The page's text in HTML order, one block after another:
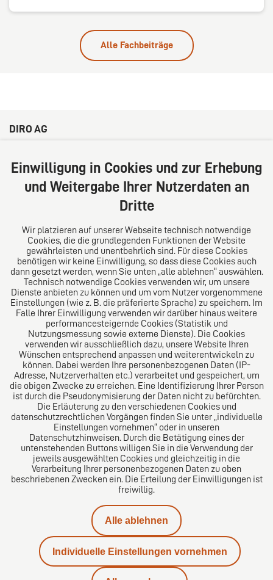
Alle Fachbeiträge
DIRO AG
20354 Hamburg
Deutschland
Tel: +49 (0) 40 41352231
Über uns
Das Kanzlei-Vertrauensnetzwerk. Aus Europa für die
Welt. Für den erfolgreichen Mittelstand.
Folgen Sie uns auf
Das europäische Kanzlei-Netzwerk
Datenschutz
Einwilligung in Cookies und zur Erhebung
und Weitergabe Ihrer Nutzerdaten an
Dritte
Wir platzieren auf unserer Webseite technisch notwendige
Cookies, die die grundlegenden Funktionen der Website
gewährleisten und unentbehrlich sind. Für diese Cookies
benötigen wir keine Einwilligung, so dass diese Cookies auch
dann gesetzt werden, wenn Sie unten „alle ablehnen“ auswählen.
Technisch notwendige Cookies verwenden wir, um unsere
Dienste anbieten zu können und um vom Nutzer vorgenommene
Einstellungen (wie z. B. die präferierte Sprache) zu speichern. Im
Falle Ihrer Einwilligung verwenden wir darüber hinaus weitere
performancesteigernde Cookies (Statistik und
Nutzungsmessung sowie externe Dienste). Die Cookies
verwenden wir ausschließlich dazu, unsere Website Ihren
Wünschen entsprechend anpassen und weiterentwickeln zu
können. Dabei werden Ihre personenbezogenen Daten (IP-
Adresse, Nutzerverhalten etc.) verarbeitet und gespeichert, um
die obigen Zwecke zu erreichen. Eine Identifizierung Ihrer Person
ist durch die Pseudonymisierung der Daten nicht zu befürchten.
Die Erläuterung zu den verschiedenen Cookies und
datenschutzrechtlichen Vorgängen finden Sie unter „individuelle
Einstellungen vornehmen“ oder in unseren
Datenschutzhinweisen. Durch die Betätigung eines der
untenstehenden Buttons willigen Sie in die Verwendung der
jeweils ausgewählten Cookies und gleichzeitig in die
Verarbeitung Ihrer personenbezogenen Daten zu oben
beschriebenen Zwecken ein. Die Erteilung der Einwilligungen ist
freiwillig.
Alle ablehnen
Individuelle Einstellungen vornehmen